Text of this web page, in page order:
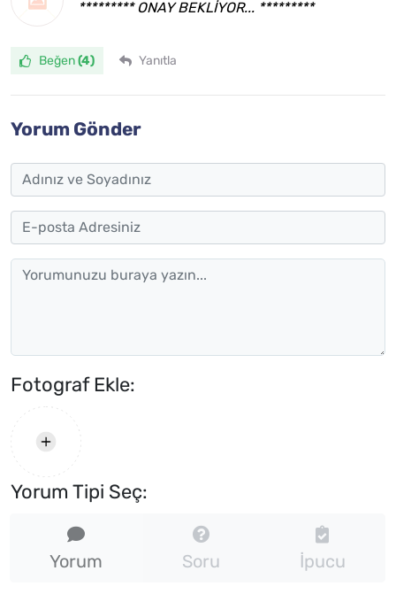
********* ONAY BEKLİYOR... *********
Beğen(4) Yanıtla
Yorum Gönder
Fotograf Ekle:
Yorum Tipi Seç:
Yorum Soru İpucu